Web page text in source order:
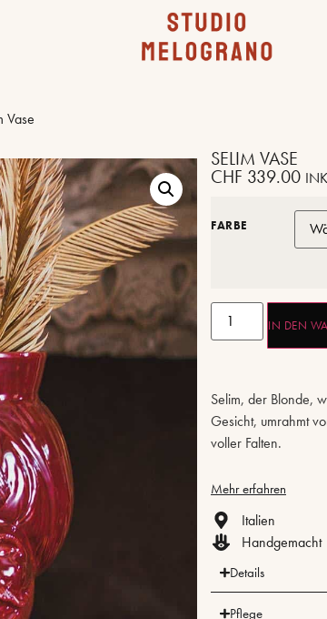
Vase
SELIM VASE
CHF 339.00
FARBE
IN DEN
Selim, der Blonde,
Gesicht, umrahmt
voller Falten.
Mehr erfahren
Italien
Handgemacht
Details
Pflege